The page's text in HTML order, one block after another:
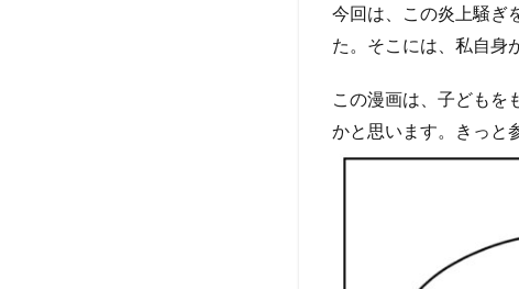
今回は、この炎上騒ぎ
た。そこには、私自身
この漫画は、子どもを
かと思います。きっと